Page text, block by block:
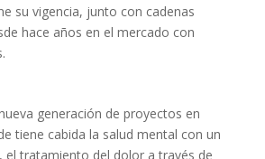
su vigencia, junto con cadenas
hace años en el mercado con
generación de proyectos en
tiene cabida la salud mental con un
el tratamiento del dolor a través de